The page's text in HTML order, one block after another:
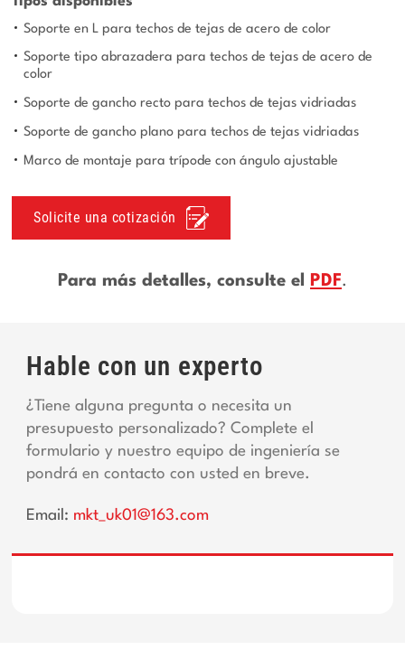
Soporte en L para techos de tejas de acero de color
Soporte tipo abrazadera para techos de tejas de acero de
color
Soporte de gancho recto para techos de tejas vidriadas
Soporte de gancho plano para techos de tejas vidriadas
Marco de montaje para trípode con ángulo ajustable
Solicite una cotización
Para más detalles, consulte el PDF.
Hable con un experto
¿Tiene alguna pregunta o necesita un
presupuesto personalizado? Complete el
formulario y nuestro equipo de ingeniería se
pondrá en contacto con usted en breve.
Email: mkt_uk01@163.com